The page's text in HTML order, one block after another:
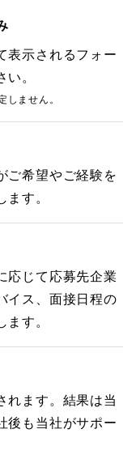
表示されるフォー
い。
ません。
ご希望やご経験を
す。
応じて応募先企業
イス、面接日程の
す。
れます。結果は当
後も当社がサポー